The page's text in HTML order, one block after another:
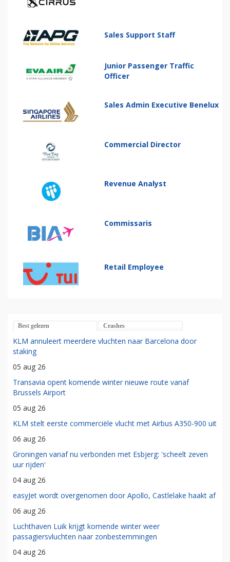
Sales Support Staff
Junior Passenger Traffic
Officer
Sales Admin Executive Benelux
Commercial Director
Revenue Analyst
Commissaris
Retail Employee
Best gelezen Crashes
KLM annuleert meerdere vluchten naar Barcelona door
staking
05 aug 26
Transavia opent komende winter nieuwe route vanaf
Brussels Airport
05 aug 26
KLM stelt eerste commerciële vlucht met Airbus A350-900 uit
06 aug 26
Groningen vanaf nu verbonden met Esbjerg: 'scheelt zeven
uur rijden'
04 aug 26
easyJet wordt overgenomen door Apollo, Castlelake haakt af
06 aug 26
Luchthaven Luik krijgt komende winter weer
passagiersvluchten naar zonbestemmingen
04 aug 26